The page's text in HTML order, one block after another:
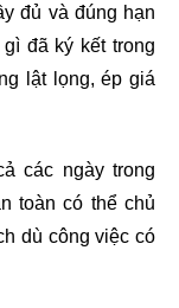
đủ và đúng hạn
đã ký kết trong
lật lọng, ép giá
các ngày trong
toàn có thể chủ
dù công việc có